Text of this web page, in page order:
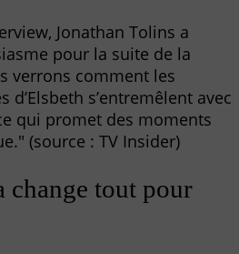
Jonathan Tolins a
pour la suite de la
verrons comment les
s’entremêlent avec
qui promet des moments
(source : TV Insider)
change tout pour